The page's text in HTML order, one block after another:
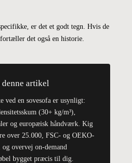
er det et godt tegn. Hvis de
det også en historie.
artikel
ved en sovesofa er usynligt:
(30+ kg/m³),
og europæisk håndværk. Kig
over 25.000, FSC- og OEKO-
overvej on-demand
bygget præcis til dig.